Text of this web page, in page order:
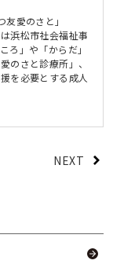
愛のさと」
浜松市社会福祉事
ろ」や「からだ」
のさと診療所」、
を必要とする成人
NEXT